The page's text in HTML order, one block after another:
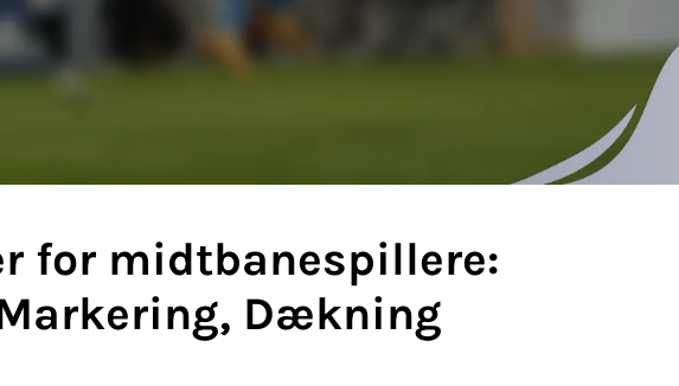
for midtbanespillere:
Dækning